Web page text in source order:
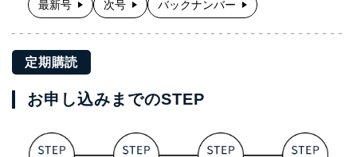
最新号 次号 バックナンバー
定期購読
お申し込みまでのSTEP